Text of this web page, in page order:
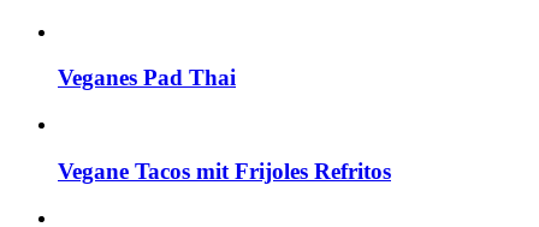
Veganes Pad Thai
Vegane Tacos mit Frijoles Refritos